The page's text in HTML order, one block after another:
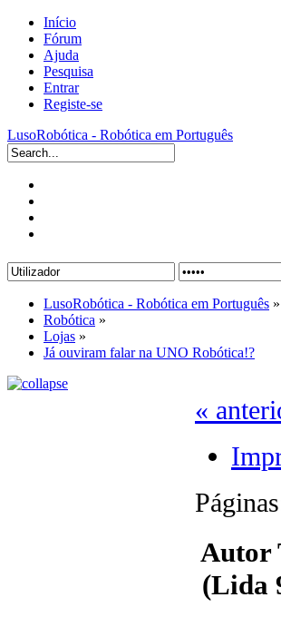
Início
Fórum
Ajuda
Pesquisa
Entrar
Registe-se
LusoRobótica - Robótica em Português
LusoRobótica - Robótica em Português »
Robótica »
Lojas »
Já ouviram falar na UNO Robótica!?
«
Autor
(Lida